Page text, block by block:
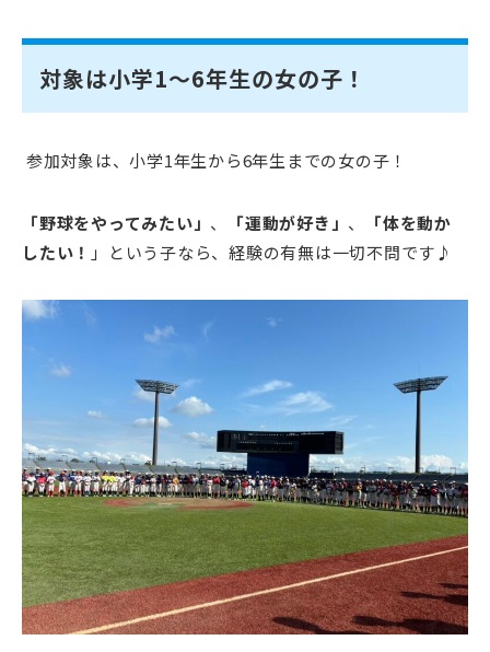
対象は小学1～6年生の女の子！
参加対象は、小学1年生から6年生までの女の子！
「野球をやってみたい」 、 「運動が好き」 、
「体を動か
したい！ 」という子なら、経験の有無は一切不問です♪